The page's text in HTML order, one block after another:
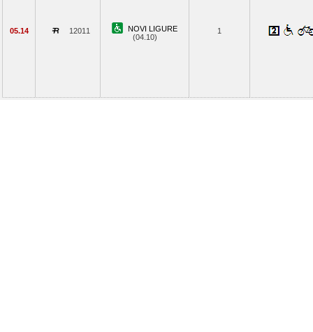
05.14 12011
NOVI LIGURE
(04.10)
1